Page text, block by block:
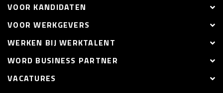
VOOR KANDIDATEN
VOOR WERKGEVERS
WERKEN BIJ WERKTALENT
WORD BUSINESS PARTNER
VACATURES